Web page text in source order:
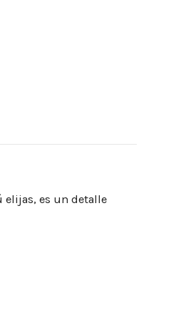
elijas, es un detalle